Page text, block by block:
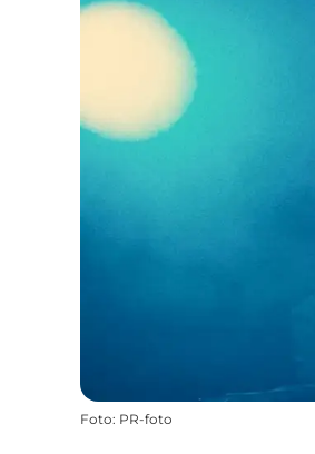
Foto: PR-foto